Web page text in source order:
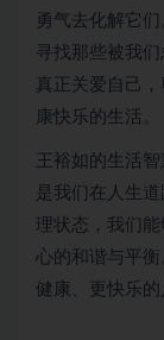
勇气去化解它
寻找那些被我
真正关爱自己
康快乐的生活。
王裕如的生活
是我们在人生
理状态，我们
心的和谐与平
健康、更快乐的